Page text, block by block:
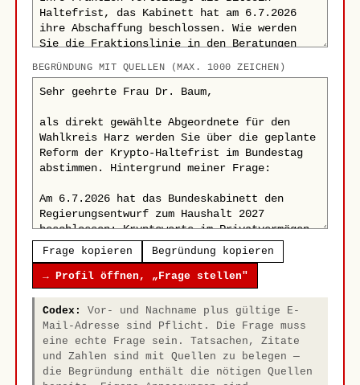
BEGRÜNDUNG MIT QUELLEN (MAX. 1000 ZEICHEN)
Frage kopieren Begründung kopieren
→ Profil öffnen, „Frage stellen"
Codex:
Vor- und Nachname plus gültige E-
Mail-Adresse sind Pflicht. Die Frage muss
eine echte Frage sein. Tatsachen, Zitate
und Zahlen sind mit Quellen zu belegen —
die Begründung enthält die nötigen Quellen